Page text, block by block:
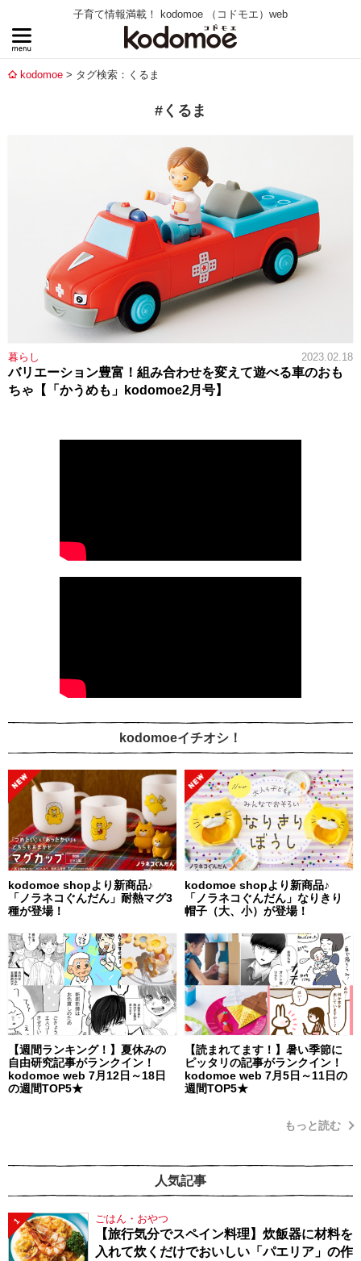
子育て情報満載！ kodomoe （コドモエ）web
kodomoe タグ検索：くるま
#くるま
暮らし 2023.02.18
バリエーション豊富！組み合わせを変えて遊べる車のおも
ちゃ【「かうめも」kodomoe2月号】
kodomoeイチオシ！
kodomoe shopより新商品♪
「ノラネコぐんだん」耐熱マグ3
種が登場！
kodomoe shopより新商品♪
「ノラネコぐんだん」なりきり
帽子（大、小）が登場！
【週間ランキング！】夏休みの
自由研究記事がランクイン！
kodomoe web 7月12日～18日
の週間TOP5★
【読まれてます！】暑い季節に
ピッタリの記事がランクイン！
kodomoe web 7月5日～11日の
週間TOP5★
もっと読む
人気記事
1 ごはん・おやつ
【旅行気分でスペイン料理】炊飯器に材料を
入れて炊くだけでおいしい「パエリア」の作